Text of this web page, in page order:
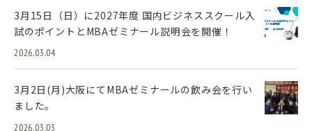
3月15日（日）に2027年度 国内ビジネススクール入
試のポイントとMBAゼミナール説明会を開催！
2026.03.04
3月2日(月)大阪にてMBAゼミナールの飲み会を行い
ました。
2026.03.03